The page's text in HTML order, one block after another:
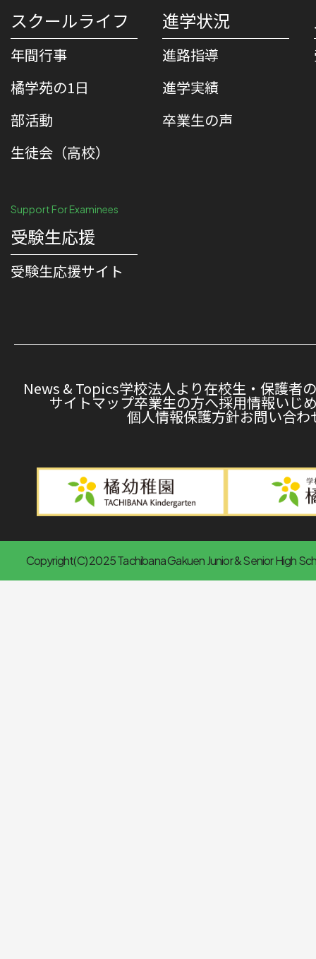
スクールライフ
年間行事
橘学苑の1⽇
部活動
生徒会（高校）
進学状況
進路指導
進学実績
卒業生の声
Support For Examinees
受験生応援
受験⽣応援サイト
News & Topics学校法人より在校生・保護者
サイトマップ卒業生の方へ採用情報いじ
個人情報保護方針お問い合わ
Copyright(C) 2025 Tachibana Gakuen Junior & Senior High